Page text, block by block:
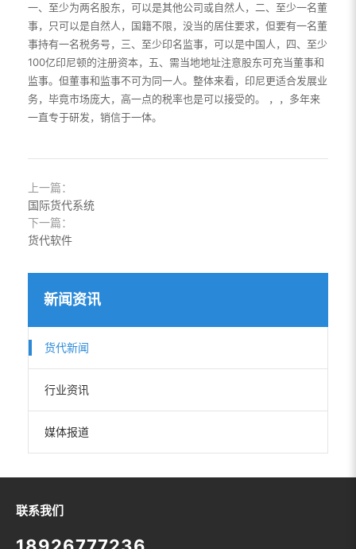
新闻资讯
货代新闻
行业资讯
媒体报道
一、至少为两名股东，可以是其他公司或自然人，二、至少一名董
事，只可以是自然人，国籍不限，没当的居住要求，但要有一名董
事持有一名税务号，三、至少印名监事，可以是中国人，四、至少
100亿印尼顿的注册资本，五、需当地地址注意股东可充当董事和
监事。但董事和监事不可为同一人。整体来看，印尼更适合发展业
务，毕竟市场庞大，高一点的税率也是可以接受的。 ，，多年来
一直专于研发，销信于一体。
上一篇：
国际货代系统
下一篇：
货代软件
联系我们